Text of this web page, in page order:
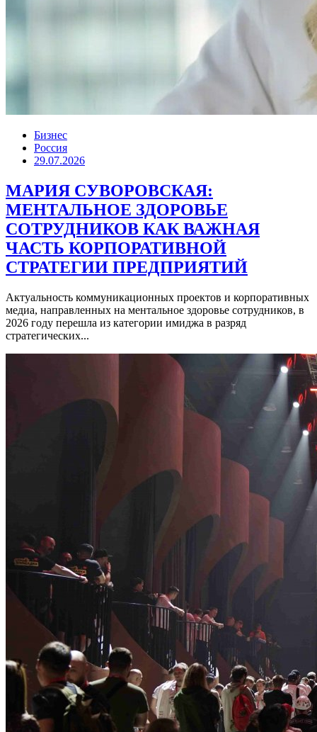
Бизнес
Россия
29.07.2026
МАРИЯ СУВОРОВСКАЯ:
МЕНТАЛЬНОЕ ЗДОРОВЬЕ
СОТРУДНИКОВ КАК ВАЖНАЯ
ЧАСТЬ КОРПОРАТИВНОЙ
СТРАТЕГИИ ПРЕДПРИЯТИЙ
Актуальность коммуникационных проектов и корпоративных
медиа, направленных на ментальное здоровье сотрудников, в
2026 году перешла из категории имиджа в разряд
стратегических...